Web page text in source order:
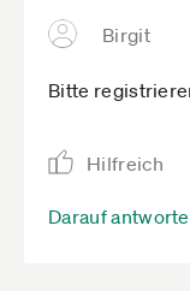
Birgit
Bitte
Hilfreich
Darauf